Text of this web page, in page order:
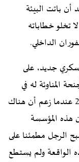
أن باتت البيئة
تخلو خطاباته
الداخلي.
جديد، على
المناوئة له في
الجيش، عقب التمثيلية التي حبكها عام 2016 عندما زعم أن هناك
هذه المؤسسة
الرجل مطمئنا على
ولم يستطع